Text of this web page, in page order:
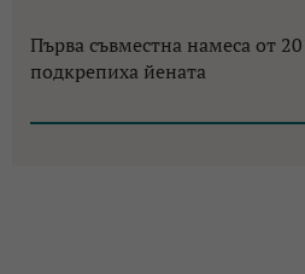
Първа съвместна намеса от
подкрепиха йената